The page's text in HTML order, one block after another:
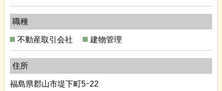
職種
不動産取引会社 建物管理
住所
福島県郡山市堤下町5ｰ22